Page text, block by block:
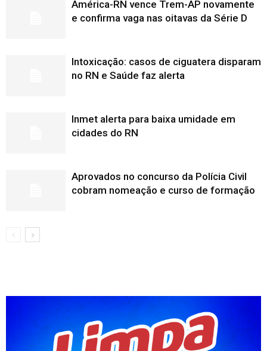
América-RN vence Trem-AP novamente
e confirma vaga nas oitavas da Série D
Intoxicação: casos de ciguatera disparam
no RN e Saúde faz alerta
Inmet alerta para baixa umidade em
cidades do RN
Aprovados no concurso da Polícia Civil
cobram nomeação e curso de formação